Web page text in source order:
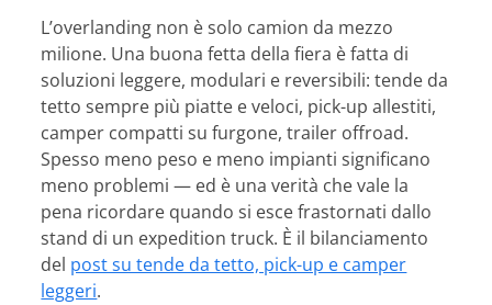
L’overlanding non è solo camion da mezzo
milione. Una buona fetta della fiera è fatta di
soluzioni leggere, modulari e reversibili: tende da
tetto sempre più piatte e veloci, pick-up allestiti,
camper compatti su furgone, trailer offroad.
Spesso meno peso e meno impianti significano
meno problemi — ed è una verità che vale la
pena ricordare quando si esce frastornati dallo
stand di un expedition truck. È il bilanciamento
del post su tende da tetto, pick-up e camper
leggeri.